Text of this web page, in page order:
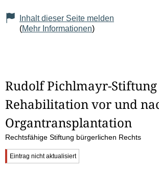
Inhalt dieser Seite melden
(Mehr Informationen)
S
e
i
t
Rudolf Pichlmayr-Stiftung
Rehabilitation vor und
Organtransplantation
Rechtsfähige Stiftung bürgerlichen Rechts
W
i
Eintrag nicht aktualisiert